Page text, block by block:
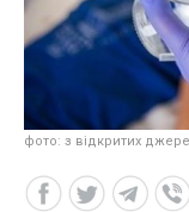
фото: з відкритих